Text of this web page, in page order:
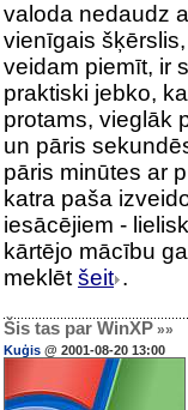
valoda nedaudz
vienīgais
veidam piemīt, ir
praktiski jebko,
protams, vieglāk
un pāris
pāris minūtes ar
katra paša
iesācējiem -
kārtējo mācību
meklēt šeit .
Šis tas par WinXP »»
Kuģis @ 2001-08-20 13:00